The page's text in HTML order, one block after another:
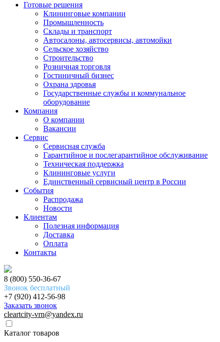
Готовые решения
Клининговые компании
Промышленность
Склады и транспорт
Автосалоны, автосервисы, автомойки
Сельское хозяйство
Строительство
Розничная торговля
Гостиничный бизнес
Охрана здровья
Государственные службы и коммунальное
оборудование
Компания
О компании
Вакансии
Сервис
Сервисная служба
Гарантийное и послегарантийное обслуживание
Техническая поддержка
Клининговые услуги
Единственный сервисный центр в России
События
Распродажа
Новости
Клиентам
Полезная информация
Доставка
Оплата
Контакты
8 (800) 550-36-67
Звонок бесплатный
+7 (920) 412-56-98
Заказать звонок
cleartcity-vrn@yandex.ru
Каталог товаров